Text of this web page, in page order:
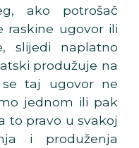
ako potrošač
raskine ugovor ili
slijedi naplatno
produžuje na
taj ugovor ne
jednom ili pak
to pravo u svakoj
i produženja